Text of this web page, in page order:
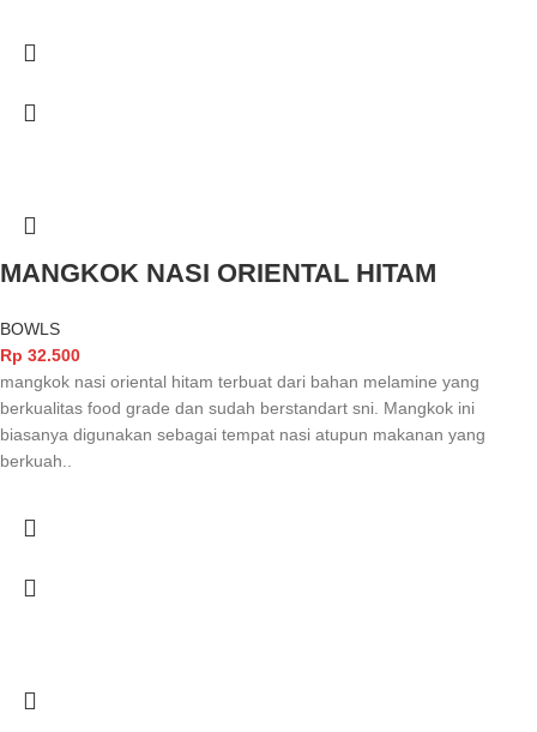
MANGKOK NASI ORIENTAL HITAM
BOWLS
Rp 32.500
mangkok nasi oriental hitam terbuat dari bahan melamine yang
berkualitas food grade dan sudah berstandart sni. Mangkok ini
biasanya digunakan sebagai tempat nasi atupun makanan yang
berkuah..